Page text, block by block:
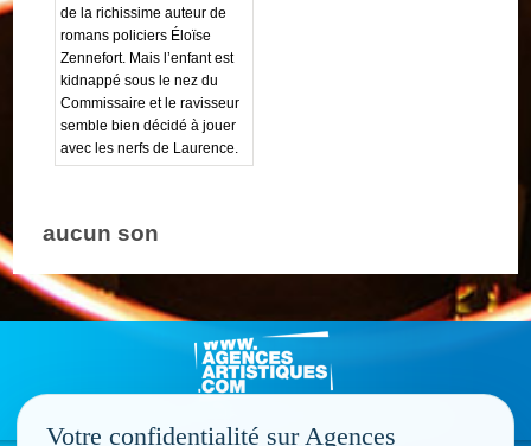
de la richissime auteur de
romans policiers Éloïse
Zennefort. Mais l’enfant est
kidnappé sous le nez du
Commissaire et le ravisseur
semble bien décidé à jouer
avec les nerfs de Laurence.
aucun son
Votre confidentialité sur Agences